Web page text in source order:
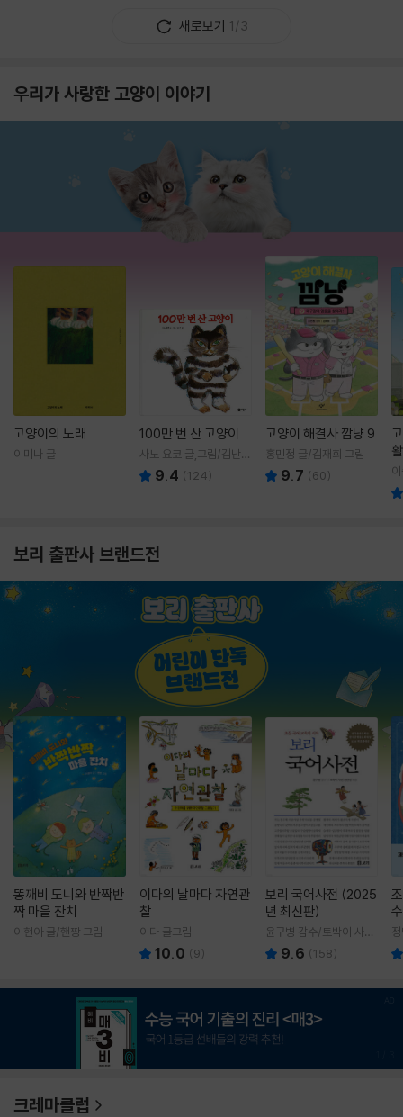
새로보기 1/3
우리가 사랑한 고양이 이야기
고양이의 노래
이미나 글
100만 번 산 고양이
사노 요코 글,그림/김난주
역 9.4 (124)
고양이 해결사 깜냥 9
홍민정 글/김재희 그림
9.7 (60)
보리 출판사 브랜드전
똥깨비 도니와 반짝반
짝 마을 잔치
이현아 글/핸짱 그림
이다의 날마다 자연관
찰
이다 글그림
10.0 (9)
보리 국어사전 (2025
년 최신판)
윤구병 감수/토박이 사전
편찬실 편
9.6 (158)
크레마클럽